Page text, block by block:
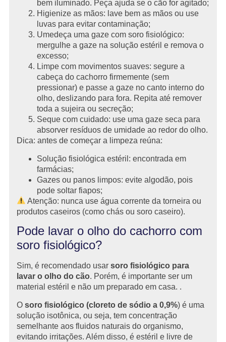
bem iluminado. Peça ajuda se o cão for agitado;
Higienize as mãos: lave bem as mãos ou use
luvas para evitar contaminação;
Umedeça uma gaze com soro fisiológico:
mergulhe a gaze na solução estéril e remova o
excesso;
Limpe com movimentos suaves: segure a
cabeça do cachorro firmemente (sem
pressionar) e passe a gaze no canto interno do
olho, deslizando para fora. Repita até remover
toda a sujeira ou secreção;
Seque com cuidado: use uma gaze seca para
absorver resíduos de umidade ao redor do olho.
Dica: antes de começar a limpeza reúna:
Solução fisiológica estéril: encontrada em
farmácias;
Gazes ou panos limpos: evite algodão, pois
pode soltar fiapos;
Atenção: nunca use água corrente da torneira ou
produtos caseiros (como chás ou soro caseiro).
Pode lavar o olho do cachorro com
soro fisiológico?
Sim, é recomendado usar soro fisiológico para
lavar o olho do cão. Porém, é importante ser um
material estéril e não um preparado em casa. .
O soro fisiológico (cloreto de sódio a 0,9%) é uma
solução isotônica, ou seja, tem concentração
semelhante aos fluidos naturais do organismo,
evitando irritações. Além disso, é estéril e livre de